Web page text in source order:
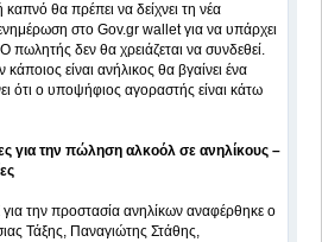
θα πρέπει να δείχνει τη νέα
στο Gov.gr wallet για να υπάρχει
πωλητής δεν θα χρειάζεται να συνδεθεί.
κάποιος είναι ανήλικος θα βγαίνει ένα
ότι ο υποψήφιος αγοραστής είναι κάτω
για την πώληση αλκοόλ σε ανηλίκους –
για την προστασία ανηλίκων αναφέρθηκε ο
Τάξης, Παναγιώτης Στάθης,